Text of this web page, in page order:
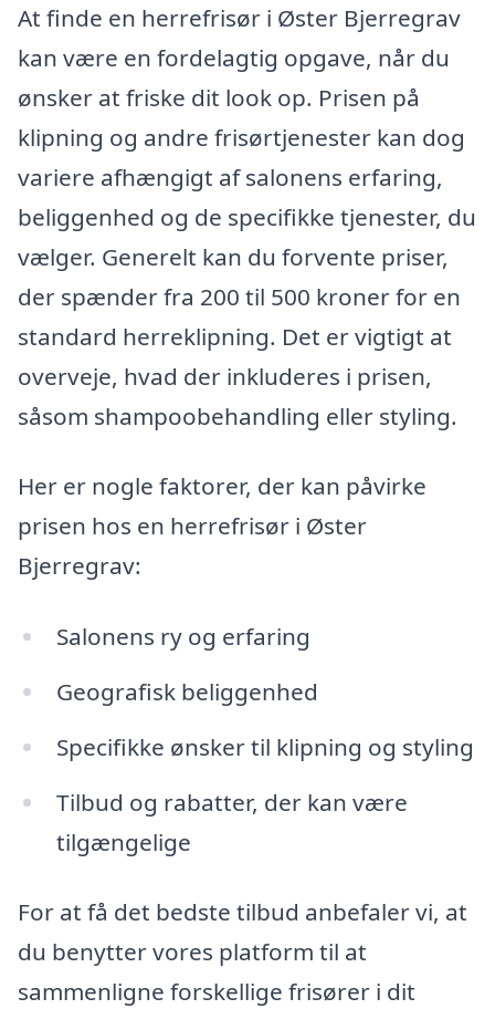
At finde en herrefrisør i Øster Bjerregrav
kan være en fordelagtig opgave, når du
ønsker at friske dit look op. Prisen på
klipning og andre frisørtjenester kan dog
variere afhængigt af salonens erfaring,
beliggenhed og de specifikke tjenester, du
vælger. Generelt kan du forvente priser,
der spænder fra 200 til 500 kroner for en
standard herreklipning. Det er vigtigt at
overveje, hvad der inkluderes i prisen,
såsom shampoobehandling eller styling.
Her er nogle faktorer, der kan påvirke
prisen hos en herrefrisør i Øster
Bjerregrav:
Salonens ry og erfaring
Geografisk beliggenhed
Specifikke ønsker til klipning og styling
Tilbud og rabatter, der kan være
tilgængelige
For at få det bedste tilbud anbefaler vi, at
du benytter vores platform til at
sammenligne forskellige frisører i dit